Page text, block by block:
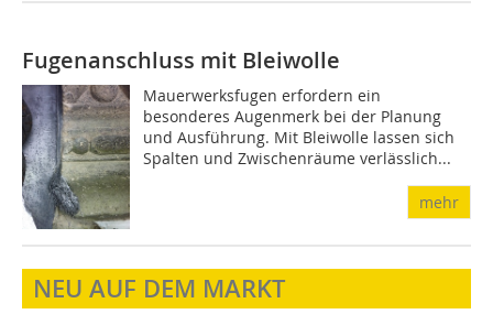
Fugenanschluss mit Bleiwolle
Mauerwerksfugen erfordern ein
besonderes Augenmerk bei der Planung
und Ausführung. Mit Bleiwolle lassen sich
Spalten und Zwischenräume verlässlich...
mehr
NEU AUF DEM MARKT